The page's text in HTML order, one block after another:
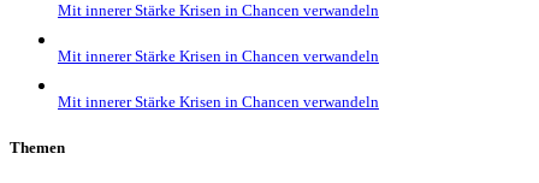
Mit innerer Stärke Krisen in Chancen verwandeln
Mit innerer Stärke Krisen in Chancen verwandeln
Mit innerer Stärke Krisen in Chancen verwandeln
Themen